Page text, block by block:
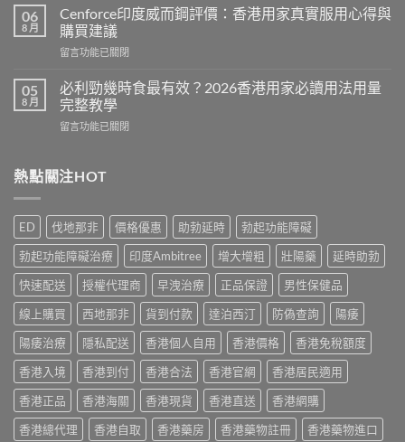
有
哪
些？
Cialis
見
副
用
說
安
全
服
用
指
南〉
中
悍
馬
糖
效
真
相：
香
港
實
正
貨
購
買
指
南〉
中
06
8 月
Cenforce印度威而鋼評價：香港用家真實服用心得與
購買建議
在
印
度
威
而
價：
用
家
真
實
服
用
心
得
與
購
買
建
議〉
中
留言功能已關閉
05
8 月
必利勁幾時食最有效？2026香港用家必讀用法用量
完整教學
在
勁
幾
食
最
有
效？
2026
香
港
用
家
必
讀
用
法
用
量
留言功能已關閉
熱點關注HOT
ED 伐地那非 價格優惠 助勃延時
勃起功能障礙
勃起功能障礙治療
印度Ambitree 增大增粗 壯陽藥
延時助勃
快速配送
授權代理商 早洩治療 正品保證
男性保健品
線上購買
西地那非 貨到付款 達泊西汀 防偽查詢
陽痿
陽痿治療
隱私配送 香港個人自用 香港價格
香港免稅額度
香港入境
香港到付 香港合法 香港官網
香港居民適用
香港正品
香港海關 香港現貨 香港直送
香港網購
香港總代理
香港自取 香港藥房 香港藥物註冊 香港藥物進口